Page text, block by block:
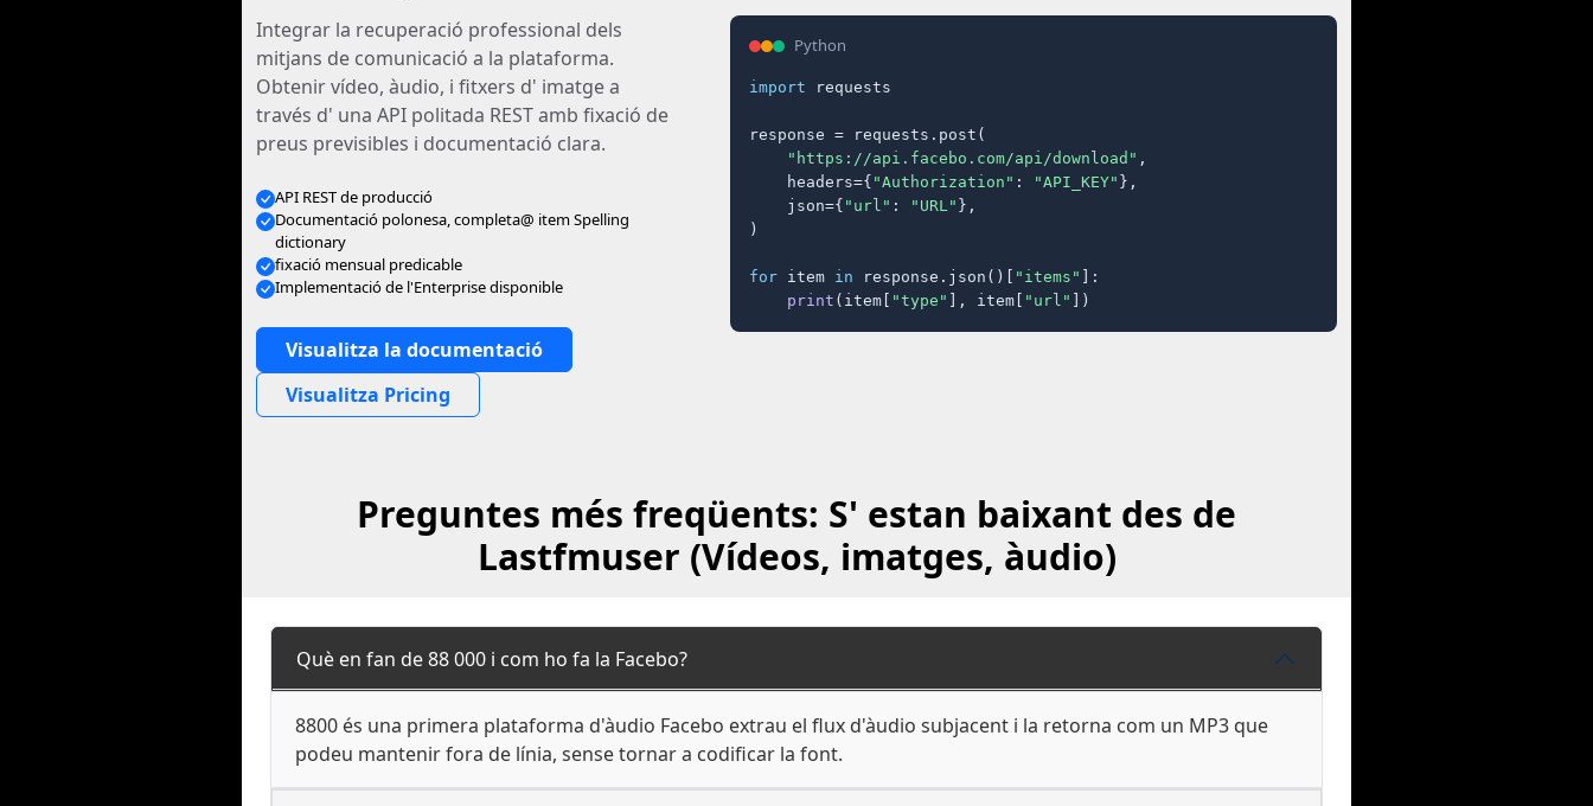
Integrar la recuperació professional dels
mitjans de comunicació a la plataforma.
Obtenir vídeo, àudio, i fitxers d' imatge a
través d' una API politada REST amb fixació de
preus previsibles i documentació clara.
API REST de producció
Documentació polonesa, completa@ item Spelling
dictionary
fixació mensual predicable
Implementació de l'Enterprise disponible
Visualitza la documentació
Visualitza Pricing
Python
import requests
response = requests.post(
"https://api.facebo.com/api/download" ,
    headers={
"Authorization" : "API_KEY" },
    json={
"url" : "URL" },
)
for item in response.json()[ "items"
]:
print (item[ "type" ], item[ "url" ])
Preguntes més freqüents: S' estan baixant des de
Lastfmuser (Vídeos, imatges, àudio)
Què en fan de 88 000 i com ho fa la Facebo?
8800 és una primera plataforma d'àudio Facebo extrau el flux d'àudio subjacent i la retorna com un MP3 que
podeu mantenir fora de línia, sense tornar a codificar la font.